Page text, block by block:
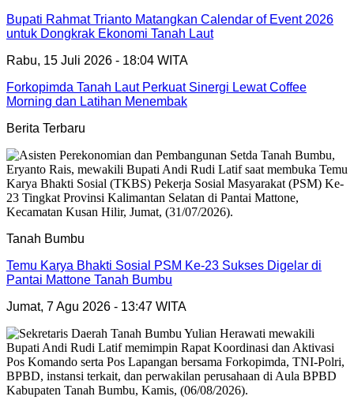
Bupati Rahmat Trianto Matangkan Calendar of Event 2026
untuk Dongkrak Ekonomi Tanah Laut
Rabu, 15 Juli 2026 - 18:04 WITA
Forkopimda Tanah Laut Perkuat Sinergi Lewat Coffee
Morning dan Latihan Menembak
Berita Terbaru
Tanah Bumbu
Temu Karya Bhakti Sosial PSM Ke-23 Sukses Digelar di
Pantai Mattone Tanah Bumbu
Jumat, 7 Agu 2026 - 13:47 WITA